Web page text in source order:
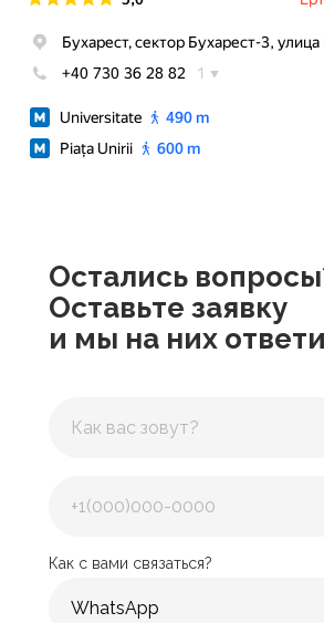
Остались
Оставьте заявку
и мы на них
Как с вами связаться?